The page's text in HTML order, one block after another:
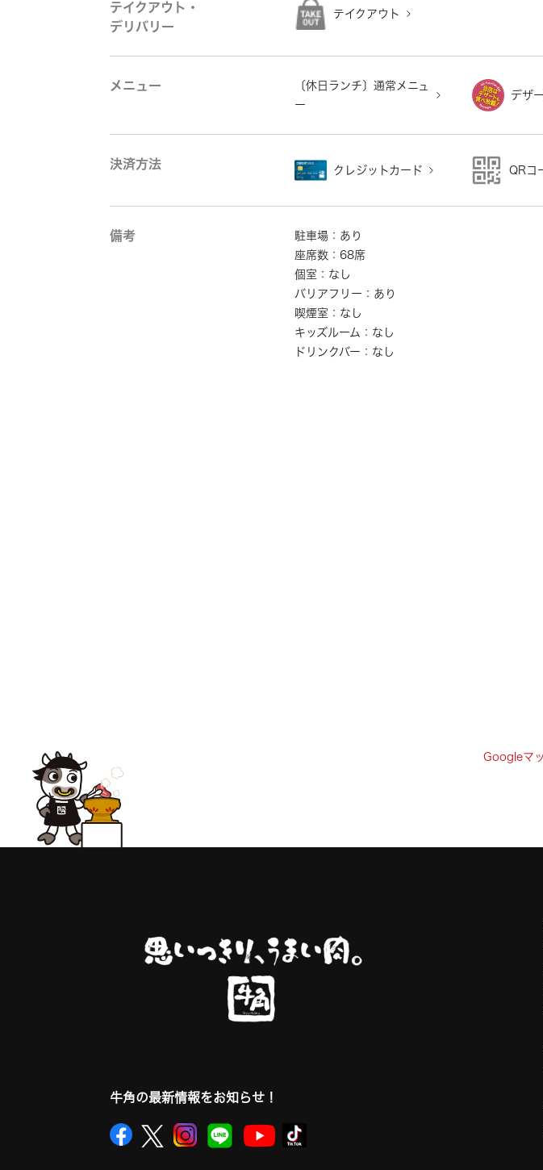
テイクアウト・
デリバリー
テイクアウト
メニュー
〔休日ランチ〕通常メニュ
ー
デザ
決済方法 クレジットカード QRコ
備考
駐車場：あり
座席数：68席
個室：なし
バリアフリー：あり
喫煙室：なし
キッズルーム：なし
ドリンクバー：なし
Googleマ
牛角の最新情報をお知らせ！